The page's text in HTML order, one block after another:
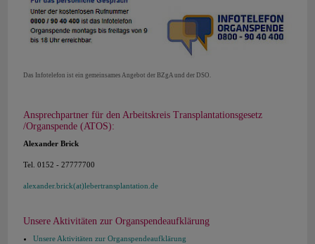
Das Infotelefon ist ein gemeinsames Angebot der BZgA und der DSO.
Ansprechpartner für den Arbeitskreis Transplantationsgesetz
/Organspende (ATOS):
Alexander Brick
Tel. 0152 - 27777700
alexander.brick(at)lebertransplantation.de
Unsere Aktivitäten zur Organspendeaufklärung
Unsere Aktivitäten zur Organspendeaufklärung